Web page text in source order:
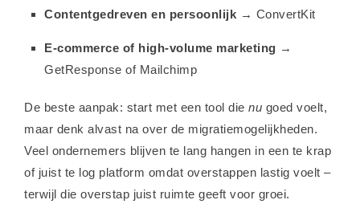
Contentgedreven en persoonlijk → ConvertKit
E-commerce of high-volume marketing →
GetResponse of Mailchimp
De beste aanpak: start met een tool die nu goed voelt,
maar denk alvast na over de migratiemogelijkheden.
Veel ondernemers blijven te lang hangen in een te krap
of juist te log platform omdat overstappen lastig voelt –
terwijl die overstap juist ruimte geeft voor groei.